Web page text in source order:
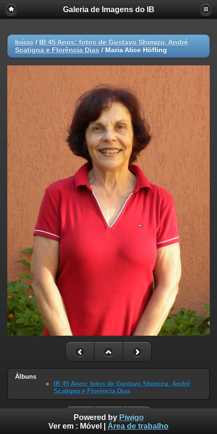
Galeria de Imagens do IB
Início / IB 45 Anos: fotos de Gustavo Shimizu, André
Scatigna e Florência Dias / Maria Alice Höfling
Álbuns
IB 45 Anos: fotos de Gustavo Shimizu, André
Scatigna e Florência Dias
Powered by Piwigo
Ver em : Móvel Área de trabalho